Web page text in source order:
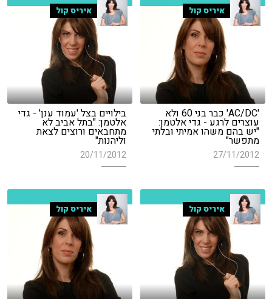
איריס קול
'AC/DC' כבר בני 60 ולא
עוצרים לרגע - גדי אלטמן:
"יש בהם משהו אמיתי ובלתי
מתפשר"
27/11/2012
איריס קול
בילויים בצל 'עמוד ענן' - גדי
אלטמן: "בתל אביב לא
מתחבאים ורוצים לצאת
וליהנות"
20/11/2012
איריס קול איריס קול